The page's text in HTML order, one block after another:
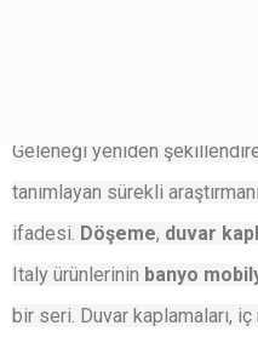
Geleneği yeniden
tanımlayan sürekli
ifadesi. Döşeme, duvar
Italy ürünlerinin banyo
bir seri. Duvar kaplamaları,